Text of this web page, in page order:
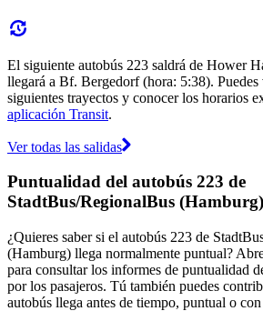
El siguiente autobús 223 saldrá de Hower
llegará a Bf. Bergedorf (hora: 5:38).
siguientes trayectos y conocer los horarios
aplicación Transit.
Ver todas las salidas
Puntualidad del autobús 223 de
StadtBus/RegionalBus (Hamburg)
¿Quieres saber si el autobús 223 de
(Hamburg) llega normalmente puntual?
para consultar los informes de puntualidad
por los pasajeros. Tú también puedes
autobús llega antes de tiempo, puntual o